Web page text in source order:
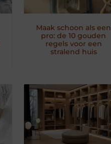
Maak schoon als een
pro: de 10 gouden
regels voor een
stralend huis